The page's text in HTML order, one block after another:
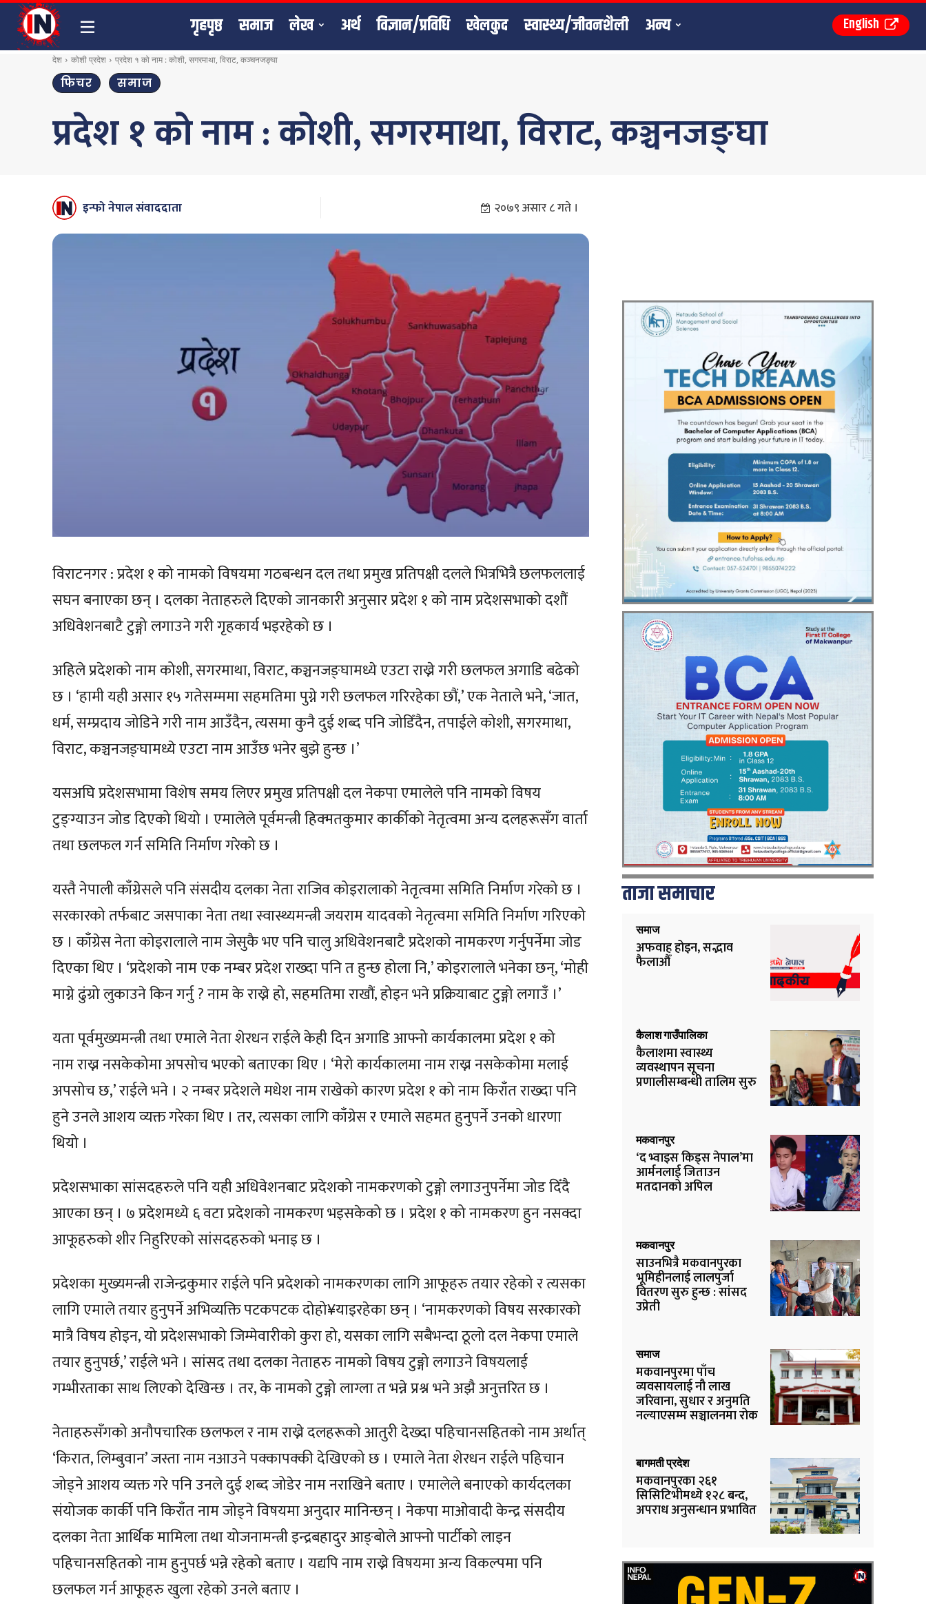
गृहपृष्ठ समाज लेख अर्थ विज्ञान/प्रविधि खेलकुद स्वास्थ्य/जीवनशैली अन्य English
देश कोशी प्रदेश प्रदेश १ को नाम : कोशी, सगरमाथा, विराट, कञ्चनजङ्घा
फिचर समाज
प्रदेश १ को नाम : कोशी, सगरमाथा, विराट, कञ्चनजङ्घा
इन्फो नेपाल संवाददाता २०७९ असार ८ गते ।
विराटनगर : प्रदेश १ को नामको विषयमा गठबन्धन दल तथा प्रमुख प्रतिपक्षी दलले भित्रभित्रै छलफललाई
सघन बनाएका छन् । दलका नेताहरुले दिएको जानकारी अनुसार प्रदेश १ को नाम प्रदेशसभाको दशौं
अधिवेशनबाटै टुङ्गो लगाउने गरी गृहकार्य भइरहेको छ ।
अहिले प्रदेशको नाम कोशी, सगरमाथा, विराट, कञ्चनजङ्घामध्ये एउटा राख्ने गरी छलफल अगाडि बढेको
छ । ‘हामी यही असार १५ गतेसम्ममा सहमतिमा पुग्ने गरी छलफल गरिरहेका छौं,’ एक नेताले भने, ‘जात,
धर्म, सम्प्रदाय जोडिने गरी नाम आउँदैन, त्यसमा कुनै दुई शब्द पनि जोडिँदैन, तपाईले कोशी, सगरमाथा,
विराट, कञ्चनजङ्घामध्ये एउटा नाम आउँछ भनेर बुझे हुन्छ ।’
यसअघि प्रदेशसभामा विशेष समय लिएर प्रमुख प्रतिपक्षी दल नेकपा एमालेले पनि नामको विषय
टुङ्ग्याउन जोड दिएको थियो । एमालेले पूर्वमन्त्री हिक्मतकुमार कार्कीको नेतृत्वमा अन्य दलहरूसँग वार्ता
तथा छलफल गर्न समिति निर्माण गरेको छ ।
यस्तै नेपाली काँग्रेसले पनि संसदीय दलका नेता राजिव कोइरालाको नेतृत्वमा समिति निर्माण गरेको छ ।
सरकारको तर्फबाट जसपाका नेता तथा स्वास्थ्यमन्त्री जयराम यादवको नेतृत्वमा समिति निर्माण गरिएको
छ । काँग्रेस नेता कोइरालाले नाम जेसुकै भए पनि चालु अधिवेशनबाटै प्रदेशको नामकरण गर्नुपर्नेमा जोड
दिएका थिए । ‘प्रदेशको नाम एक नम्बर प्रदेश राख्दा पनि त हुन्छ होला नि,’ कोइरालाले भनेका छन्, ‘मोही
माग्ने ढुंग्रो लुकाउने किन गर्नु ? नाम के राख्ने हो, सहमतिमा राखौं, होइन भने प्रक्रियाबाट टुङ्गो लगाउँ ।’
यता पूर्वमुख्यमन्त्री तथा एमाले नेता शेरधन राईले केही दिन अगाडि आफ्नो कार्यकालमा प्रदेश १ को
नाम राख्न नसकेकोमा अपसोच भएको बताएका थिए । ‘मेरो कार्यकालमा नाम राख्न नसकेकोमा मलाई
अपसोच छ,’ राईले भने । २ नम्बर प्रदेशले मधेश नाम राखेको कारण प्रदेश १ को नाम किराँत राख्दा पनि
हुने उनले आशय व्यक्त गरेका थिए । तर, त्यसका लागि काँग्रेस र एमाले सहमत हुनुपर्ने उनको धारणा
थियो ।
प्रदेशसभाका सांसदहरुले पनि यही अधिवेशनबाट प्रदेशको नामकरणको टुङ्गो लगाउनुपर्नेमा जोड दिँदै
आएका छन् । ७ प्रदेशमध्ये ६ वटा प्रदेशको नामकरण भइसकेको छ । प्रदेश १ को नामकरण हुन नसक्दा
आफूहरुको शीर निहुरिएको सांसदहरुको भनाइ छ ।
प्रदेशका मुख्यमन्त्री राजेन्द्रकुमार राईले पनि प्रदेशको नामकरणका लागि आफूहरु तयार रहेको र त्यसका
लागि एमाले तयार हुनुपर्ने अभिव्यक्ति पटकपटक दोहो¥याइरहेका छन् । ‘नामकरणको विषय सरकारको
मात्रै विषय होइन, यो प्रदेशसभाको जिम्मेवारीको कुरा हो, यसका लागि सबैभन्दा ठूलो दल नेकपा एमाले
तयार हुनुपर्छ,’ राईले भने । सांसद तथा दलका नेताहरु नामको विषय टुङ्गो लगाउने विषयलाई
गम्भीरताका साथ लिएको देखिन्छ । तर, के नामको टुङ्गो लाग्ला त भन्ने प्रश्न भने अझै अनुत्तरित छ ।
नेताहरुसँगको अनौपचारिक छलफल र नाम राख्ने दलहरूको आतुरी देख्दा पहिचानसहितको नाम अर्थात्
‘किरात, लिम्बुवान’ जस्ता नाम नआउने पक्कापक्की देखिएको छ । एमाले नेता शेरधन राईले पहिचान
जोड्ने आशय व्यक्त गरे पनि उनले दुई शब्द जोडेर नाम नराखिने बताए । एमालेले बनाएको कार्यदलका
संयोजक कार्की पनि किराँत नाम जोड्ने विषयमा अनुदार मानिन्छन् । नेकपा माओवादी केन्द्र संसदीय
दलका नेता आर्थिक मामिला तथा योजनामन्त्री इन्द्रबहादुर आङ्बोले आफ्नो पार्टीको लाइन
पहिचानसहितको नाम हुनुपर्छ भन्ने रहेको बताए । यद्यपि नाम राख्ने विषयमा अन्य विकल्पमा पनि
छलफल गर्न आफूहरु खुला रहेको उनले बताए ।
ताजा समाचार
समाज
अफवाह होइन, सद्भाव
फैलाऔँ
कैलाश गाउँपालिका
कैलाशमा स्वास्थ्य
व्यवस्थापन सूचना
प्रणालीसम्बन्धी तालिम सुरु
मकवानपुर
‘द भ्वाइस किड्स नेपाल’मा
आर्मनलाई जिताउन
मतदानको अपिल
मकवानपुर
साउनभित्रै मकवानपुरका
भूमिहीनलाई लालपुर्जा
वितरण सुरु हुन्छ : सांसद
उप्रेती
समाज
मकवानपुरमा पाँच
व्यवसायलाई नौ लाख
जरिवाना, सुधार र अनुमति
नल्याएसम्म सञ्चालनमा रोक
बागमती प्रदेश
मकवानपुरका २६१
सिसिटिभीमध्ये १२८ बन्द,
अपराध अनुसन्धान प्रभावित